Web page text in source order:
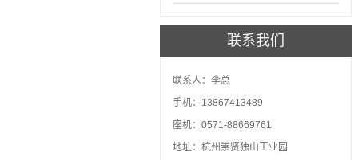
联系我们
联系人：李总
手机：13867413489
座机：0571-88669761
地址：杭州崇贤独山工业园